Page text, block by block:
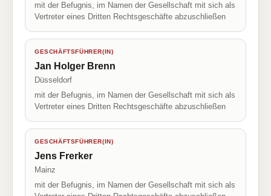
mit der Befugnis, im Namen der Gesellschaft mit sich als
Vertreter eines Dritten Rechtsgeschäfte abzuschließen
GESCHÄFTSFÜHRER(IN)
Jan Holger Brenn
Düsseldorf
mit der Befugnis, im Namen der Gesellschaft mit sich als
Vertreter eines Dritten Rechtsgeschäfte abzuschließen
GESCHÄFTSFÜHRER(IN)
Jens Frerker
Mainz
mit der Befugnis, im Namen der Gesellschaft mit sich als